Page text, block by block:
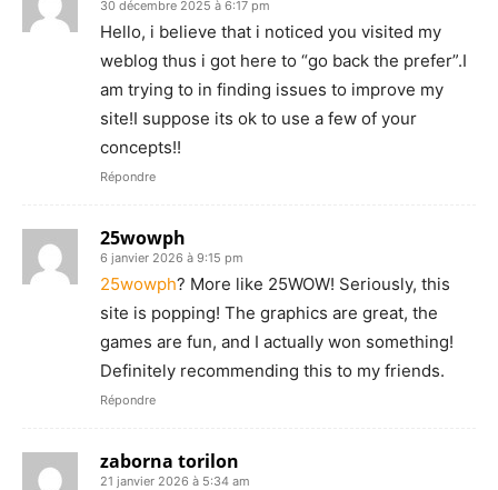
30 décembre 2025 à 6:17 pm
Hello, i believe that i noticed you visited my
weblog thus i got here to “go back the prefer”.I
am trying to in finding issues to improve my
site!I suppose its ok to use a few of your
concepts!!
Répondre
25wowph
6 janvier 2026 à 9:15 pm
25wowph? More like 25WOW! Seriously, this
site is popping! The graphics are great, the
games are fun, and I actually won something!
Definitely recommending this to my friends.
Répondre
zaborna torilon
21 janvier 2026 à 5:34 am